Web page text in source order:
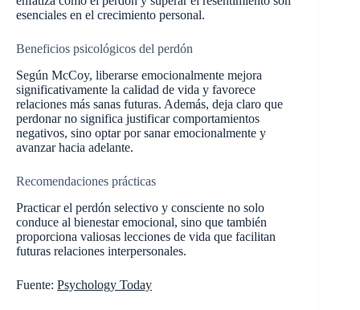
esenciales en el crecimiento personal.
Beneficios psicológicos del perdón
Según McCoy, liberarse emocionalmente mejora
significativamente la calidad de vida y favorece
relaciones más sanas futuras. Además, deja claro que
perdonar no significa justificar comportamientos
negativos, sino optar por sanar emocionalmente y
avanzar hacia adelante.
Recomendaciones prácticas
Practicar el perdón selectivo y consciente no solo
conduce al bienestar emocional, sino que también
proporciona valiosas lecciones de vida que facilitan
futuras relaciones interpersonales.
Fuente: Psychology Today